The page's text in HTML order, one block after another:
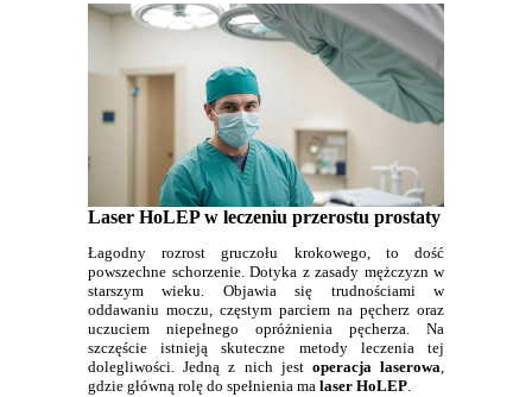
Laser HoLEP w leczeniu przerostu prostaty
Łagodny rozrost gruczołu krokowego, to dość
powszechne schorzenie. Dotyka z zasady mężczyzn w
starszym wieku. Objawia się trudnościami w
oddawaniu moczu, częstym parciem na pęcherz oraz
uczuciem niepełnego opróżnienia pęcherza. Na
szczęście istnieją skuteczne metody leczenia tej
dolegliwości. Jedną z nich jest operacja laserowa,
gdzie główną rolę do spełnienia ma laser HoLEP.